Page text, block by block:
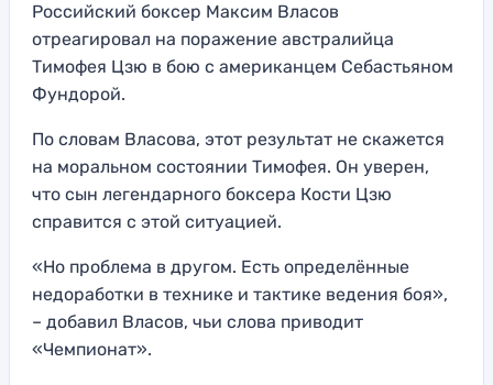
Российский боксер Максим Власов
отреагировал на поражение австралийца
Тимофея Цзю в бою с американцем Себастьяном
Фундорой.
По словам Власова, этот результат не скажется
на моральном состоянии Тимофея. Он уверен,
что сын легендарного боксера Кости Цзю
справится с этой ситуацией.
«Но проблема в другом. Есть определённые
недоработки в технике и тактике ведения боя»,
– добавил Власов, чьи слова приводит
«Чемпионат».